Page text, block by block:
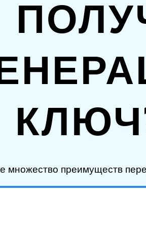
множество преимуществ